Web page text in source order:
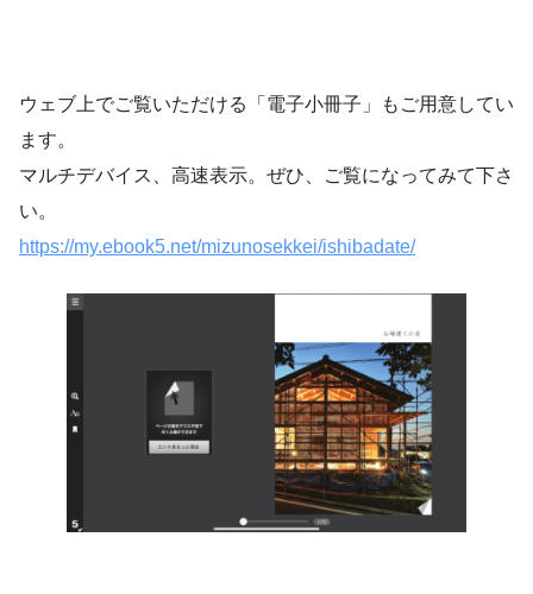
ウェブ上でご覧いただける「電子小冊子」もご用意してい
ます。
マルチデバイス、高速表示。ぜひ、ご覧になってみて下さ
い。
https://my.ebook5.net/mizunosekkei/ishibadate/